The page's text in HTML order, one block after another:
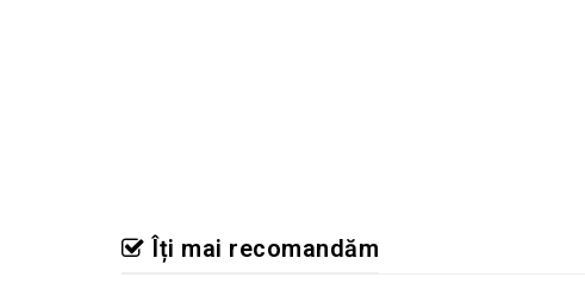
Îți mai recomandăm